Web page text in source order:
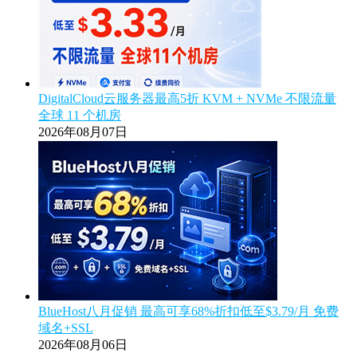
DigitalCloud云服务器最高5折 KVM + NVMe 不限流量
全球 11 个机房
2026年08月07日
BlueHost八月促销 最高可享68%折扣低至$3.79/月 免费
域名+SSL
2026年08月06日